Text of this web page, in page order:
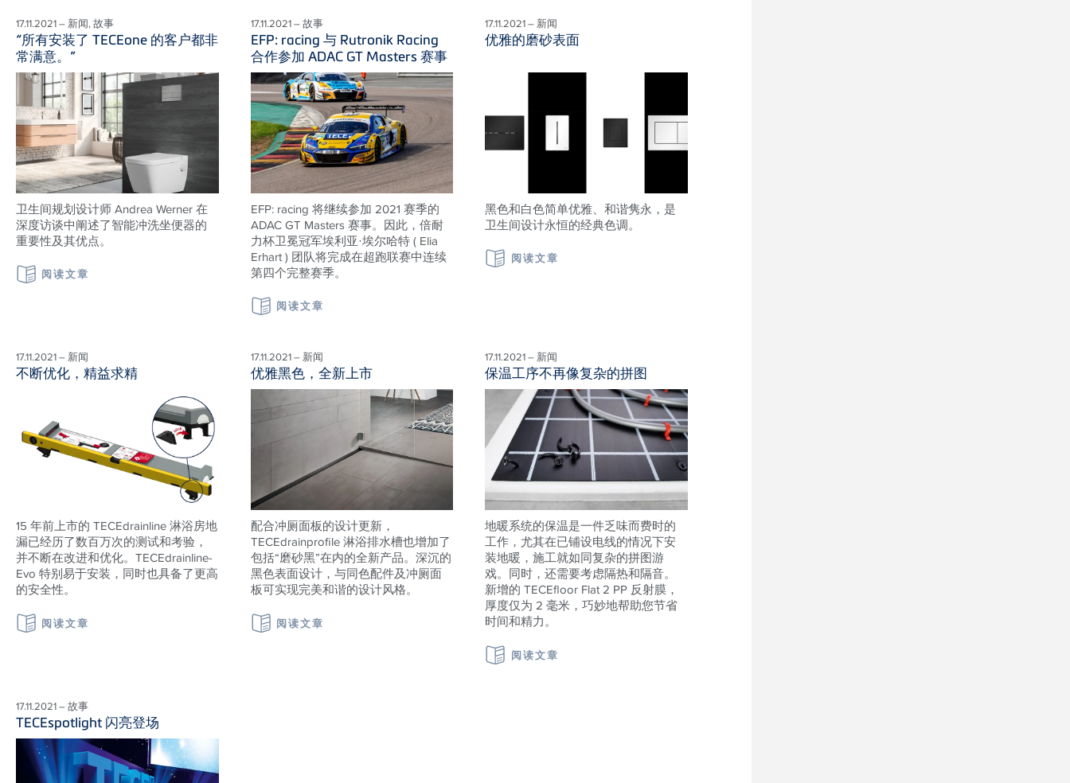
17.11.2021 – 新闻, 故事
“所有安装了 TECEone 的客户都非
常满意。”
卫生间规划设计师 Andrea Werner 在
深度访谈中阐述了智能冲洗坐便器的
重要性及其优点。
阅读文章
17.11.2021 – 故事
EFP: racing 与 Rutronik Racing
合作参加 ADAC GT Masters 赛事
EFP: racing 将继续参加 2021 赛季的
ADAC GT Masters 赛事。因此，倍耐
力杯卫冕冠军埃利亚·埃尔哈特 ( Elia
Erhart ) 团队将完成在超跑联赛中连续
第四个完整赛季。
阅读文章
17.11.2021 – 新闻
优雅的磨砂表面
黑色和白色简单优雅、和谐隽永，是
卫生间设计永恒的经典色调。
阅读文章
17.11.2021 – 新闻
不断优化，精益求精
15 年前上市的 TECEdrainline 淋浴房地
漏已经历了数百万次的测试和考验，
并不断在改进和优化。TECEdrainline-
Evo 特别易于安装，同时也具备了更高
的安全性。
阅读文章
17.11.2021 – 新闻
优雅黑色，全新上市
配合冲厕面板的设计更新，
TECEdrainprofile 淋浴排水槽也增加了
包括“磨砂黑”在内的全新产品。深沉的
黑色表面设计，与同色配件及冲厕面
板可实现完美和谐的设计风格。
阅读文章
17.11.2021 – 新闻
保温工序不再像复杂的拼图
地暖系统的保温是一件乏味而费时的
工作，尤其在已铺设电线的情况下安
装地暖，施工就如同复杂的拼图游
戏。同时，还需要考虑隔热和隔音。
新增的 TECEfloor Flat 2 PP 反射膜，
厚度仅为 2 毫米，巧妙地帮助您节省
时间和精力。
阅读文章
17.11.2021 – 故事
TECEspotlight 闪亮登场